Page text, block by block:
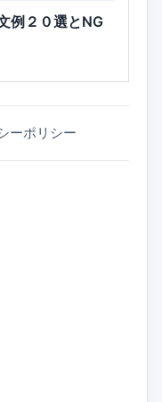
例２０選とNG
ーポリシー